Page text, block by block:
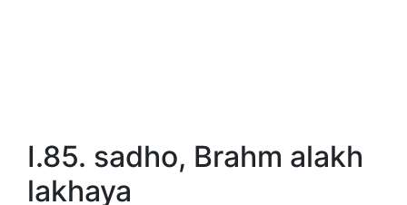
I.85. sadho, Brahm alakh
lakhaya